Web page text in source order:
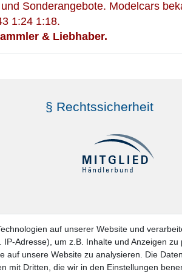
Sonderangebote. Modelcars
1:24 1:18.
& Liebhaber.
§ Rechtssicherheit
auf unserer Website und
Adresse), um z.B. Inhalte und Anzeigen
auf unsere Website zu analysieren. Die
mit Dritten, die wir in den Einstellungen